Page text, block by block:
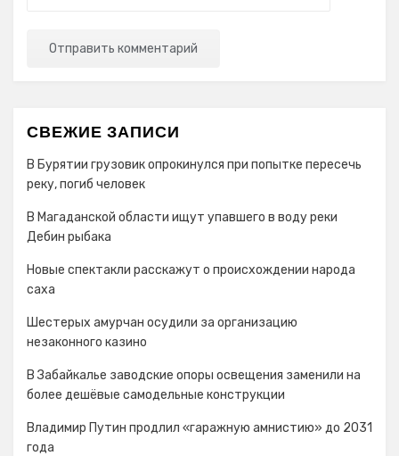
СВЕЖИЕ ЗАПИСИ
В Бурятии грузовик опрокинулся при попытке пересечь
реку, погиб человек
В Магаданской области ищут упавшего в воду реки
Дебин рыбака
Новые спектакли расскажут о происхождении народа
cаха
Шестерых амурчан осудили за организацию
незаконного казино
В Забайкалье заводские опоры освещения заменили на
более дешёвые самодельные конструкции
Владимир Путин продлил «гаражную амнистию» до 2031
года